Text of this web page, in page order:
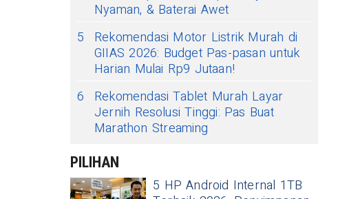
Nyaman, & Baterai Awet
5
Rekomendasi Motor Listrik Murah di
GIIAS 2026: Budget Pas-pasan untuk
Harian Mulai Rp9 Jutaan!
6
Rekomendasi Tablet Murah Layar
Jernih Resolusi Tinggi: Pas Buat
Marathon Streaming
PILIHAN
5 HP Android Internal 1TB